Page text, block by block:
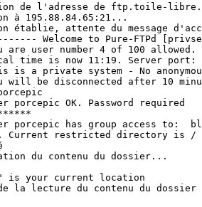
de l'adresse de ftp.toile-
à 195.88.84.65:21...
établie, attente du message
Welcome to Pure-FTPd
are user number 4 of 100 allowed.
time is now 11:19. Server port:
is a private system - No
will be disconnected after 10
porcepic OK. Password required
******
porcepic has group access
Current restricted directory is /
du contenu du dossier...
is your current location
la lecture du contenu du dossier